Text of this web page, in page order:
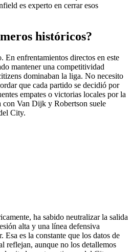
es experto en cerrar esos
históricos?
En enfrentamientos directos en este
mantener una competitividad
dominaban la liga. No necesito
que cada partido se decidió por
empates o victorias locales por la
Van Dijk y Robertson suele
City.
ha sabido neutralizar la salida
alta y una línea defensiva
Esa es la constante que los datos de
reflejan, aunque no los detallemos